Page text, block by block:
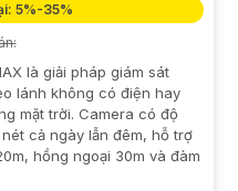
5%-35%
là giải pháp giám sát
lánh không có điện hay
mặt trời. Camera có độ
cả ngày lẫn đêm, hỗ trợ
hồng ngoại 30m và đàm